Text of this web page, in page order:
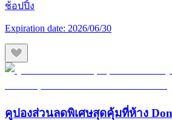
ช้อปปิ้ง
Expiration date: 2026/06/30
คูปองส่วนลดพิเศษสุดคุ้มที่ห้าง